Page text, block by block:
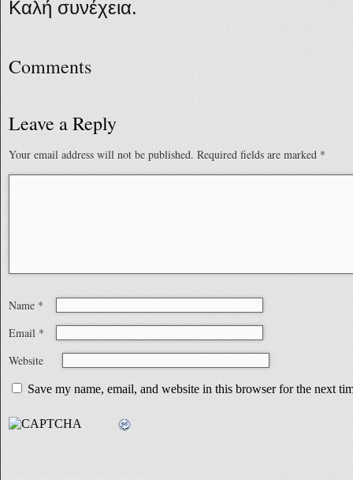
Καλή συνέχεια.
Comments
Leave a Reply
Your email address will not be published. Required fields are marked *
Name *
Email *
Website
Save my name, email, and website in this browser for the next